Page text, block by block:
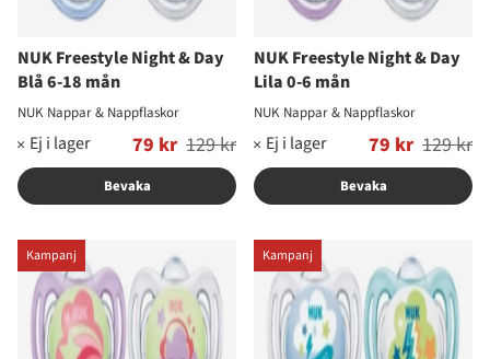
NUK Freestyle Night & Day
Blå 6-18 mån
NUK Nappar & Nappflaskor
79 kr
Ordinarie pris: 129 kr
Bevaka
NUK Freestyle Night & Day
Lila 0-6 mån
NUK Nappar & Nappflaskor
79 kr
Ordinarie pris: 129 kr
Bevaka
Kampanj Kampanj